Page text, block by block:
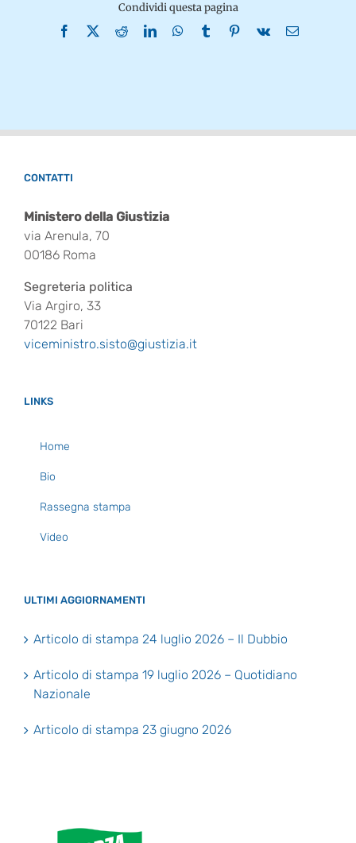
Condividi questa pagina
Facebook
X RedditLinkedInWhatsApp
TumblrPinterest
Vk Email
CONTATTI
Ministero della Giustizia
via Arenula, 70
00186 Roma
Segreteria politica
Via Argiro, 33
70122 Bari
viceministro.sisto@giustizia.it
LINKS
Home
Bio
Rassegna stampa
Video
ULTIMI AGGIORNAMENTI
Articolo di stampa 24 luglio 2026 – Il Dubbio
Articolo di stampa 19 luglio 2026 – Quotidiano
Nazionale
Articolo di stampa 23 giugno 2026